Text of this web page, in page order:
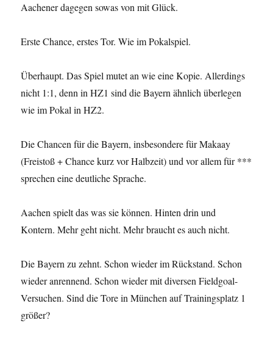
Aachener dagegen sowas von mit Glück.
Erste Chance, erstes Tor. Wie im Pokalspiel.
Überhaupt. Das Spiel mutet an wie eine Kopie. Allerdings
nicht 1:1, denn in HZ1 sind die Bayern ähnlich überlegen
wie im Pokal in HZ2.
Die Chancen für die Bayern, insbesondere für Makaay
(Freistoß + Chance kurz vor Halbzeit) und vor allem für ***
sprechen eine deutliche Sprache.
Aachen spielt das was sie können. Hinten drin und
Kontern. Mehr geht nicht. Mehr braucht es auch nicht.
Die Bayern zu zehnt. Schon wieder im Rückstand. Schon
wieder anrennend. Schon wieder mit diversen Fieldgoal-
Versuchen. Sind die Tore in München auf Trainingsplatz 1
größer?